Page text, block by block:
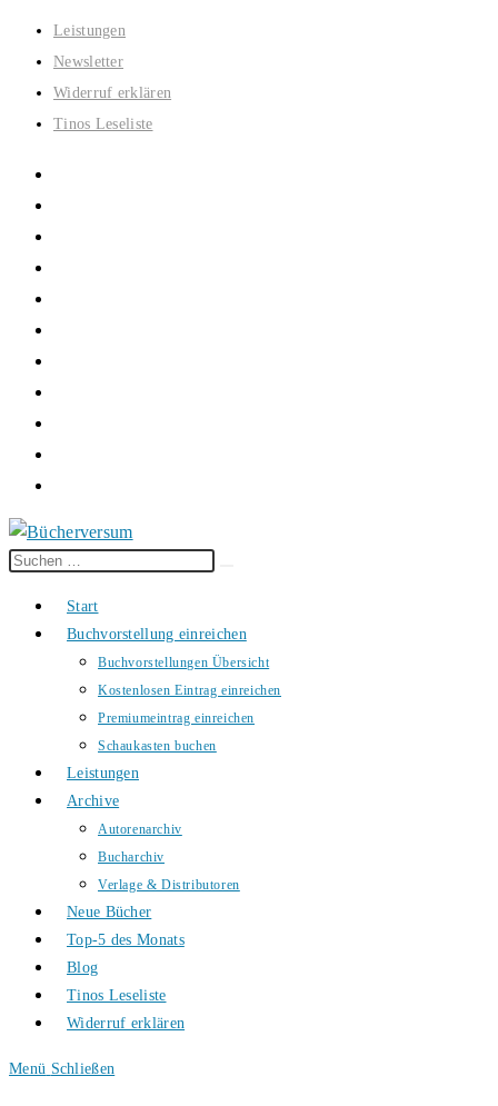
Zum
Inhalt
springen
Leistungen
Newsletter
Widerruf erklären
Tinos Leseliste
Diese
durchsuchen
Start
Buchvorstellung einreichen
Buchvorstellungen Übersicht
Kostenlosen Eintrag einreichen
Premiumeintrag einreichen
Schaukasten buchen
Leistungen
Archive
Autorenarchiv
Bucharchiv
Verlage & Distributoren
Neue Bücher
Top-5 des Monats
Blog
Tinos Leseliste
Widerruf erklären
Menü Schließen